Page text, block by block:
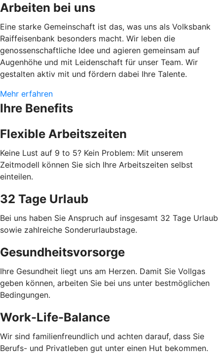
Arbeiten bei uns
Eine starke Gemeinschaft ist das, was uns als Volksbank
Raiffeisenbank besonders macht. Wir leben die
genossenschaftliche Idee und agieren gemeinsam auf
Augenhöhe und mit Leidenschaft für unser Team. Wir
gestalten aktiv mit und fördern dabei Ihre Talente.
Mehr erfahren
Ihre Benefits
Flexible Arbeitszeiten
Keine Lust auf 9 to 5? Kein Problem: Mit unserem
Zeitmodell können Sie sich Ihre Arbeitszeiten selbst
einteilen.
32 Tage Urlaub
Bei uns haben Sie Anspruch auf insgesamt 32 Tage Urlaub
sowie zahlreiche Sonderurlaubstage.
Gesundheitsvorsorge
Ihre Gesundheit liegt uns am Herzen. Damit Sie Vollgas
geben können, arbeiten Sie bei uns unter bestmöglichen
Bedingungen.
Work-Life-Balance
Wir sind familienfreundlich und achten darauf, dass Sie
Berufs- und Privatleben gut unter einen Hut bekommen.